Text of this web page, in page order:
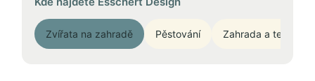
Zvířata na zahradě Pěstování Zahrada a terasa